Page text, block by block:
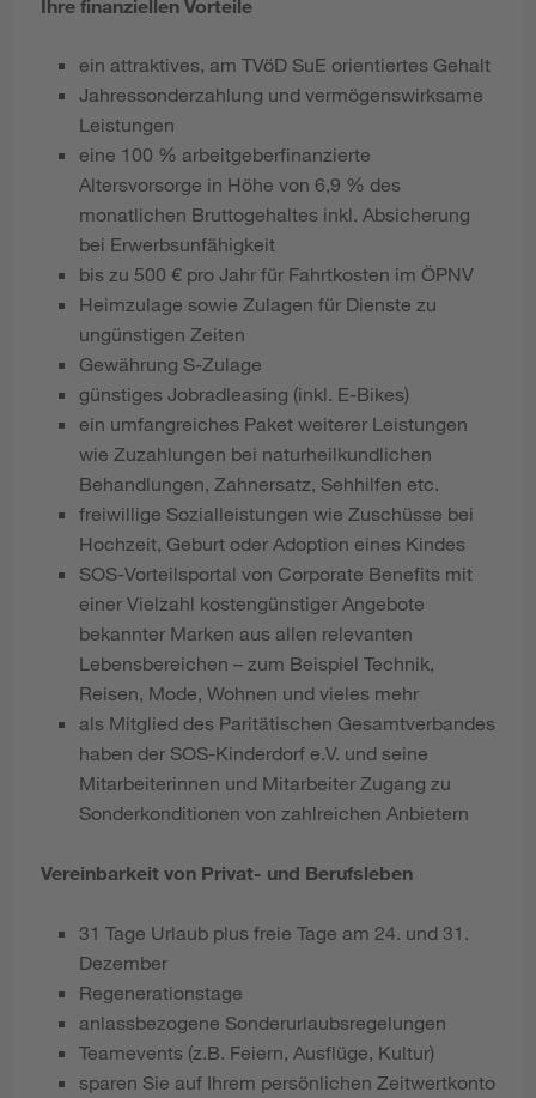
Ihre finanziellen Vorteile
ein attraktives, am TVöD SuE orientiertes Gehalt
Jahressonderzahlung und vermögenswirksame
Leistungen
eine 100 % arbeitgeberfinanzierte
Altersvorsorge in Höhe von 6,9 % des
monatlichen Bruttogehaltes inkl. Absicherung
bei Erwerbsunfähigkeit
bis zu 500 € pro Jahr für Fahrtkosten im ÖPNV
Heimzulage sowie Zulagen für Dienste zu
ungünstigen Zeiten
Gewährung S-Zulage
günstiges Jobradleasing (inkl. E-Bikes)
ein umfangreiches Paket weiterer Leistungen
wie Zuzahlungen bei naturheilkundlichen
Behandlungen, Zahnersatz, Sehhilfen etc.
freiwillige Sozialleistungen wie Zuschüsse bei
Hochzeit, Geburt oder Adoption eines Kindes
SOS-Vorteilsportal von Corporate Benefits mit
einer Vielzahl kostengünstiger Angebote
bekannter Marken aus allen relevanten
Lebensbereichen – zum Beispiel Technik,
Reisen, Mode, Wohnen und vieles mehr
als Mitglied des Paritätischen Gesamtverbandes
haben der SOS-Kinderdorf e.V. und seine
Mitarbeiterinnen und Mitarbeiter Zugang zu
Sonderkonditionen von zahlreichen Anbietern
Vereinbarkeit von Privat- und Berufsleben
31 Tage Urlaub plus freie Tage am 24. und 31.
Dezember
Regenerationstage
anlassbezogene Sonderurlaubsregelungen
Teamevents (z.B. Feiern, Ausflüge, Kultur)
sparen Sie auf Ihrem persönlichen Zeitwertkonto